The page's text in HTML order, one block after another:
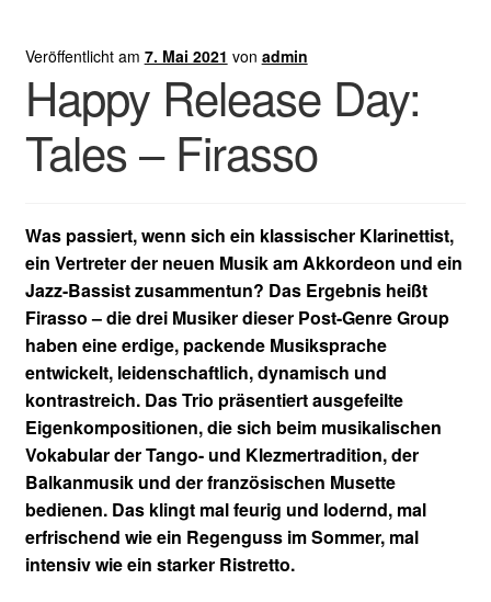
Veröffentlicht am 7. Mai 2021 von admin
Happy Release Day:
Tales – Firasso
Was passiert, wenn sich ein klassischer Klarinettist,
ein Vertreter der neuen Musik am Akkordeon und ein
Jazz-Bassist zusammentun? Das Ergebnis heißt
Firasso – die drei Musiker dieser Post-Genre Group
haben eine erdige, packende Musiksprache
entwickelt, leidenschaftlich, dynamisch und
kontrastreich. Das Trio präsentiert ausgefeilte
Eigenkompositionen, die sich beim musikalischen
Vokabular der Tango- und Klezmertradition, der
Balkanmusik und der französischen Musette
bedienen. Das klingt mal feurig und lodernd, mal
erfrischend wie ein Regenguss im Sommer, mal
intensiv wie ein starker Ristretto.